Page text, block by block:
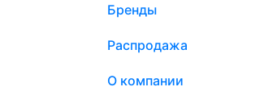
Бренды
Распродажа
О компании